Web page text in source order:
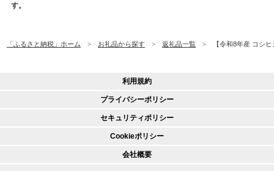
す。
「ふるさと納税」ホーム お礼品から探す 返礼品一覧 【令和8年産 コシ
利用規約
プライバシーポリシー
セキュリティポリシー
Cookieポリシー
会社概要